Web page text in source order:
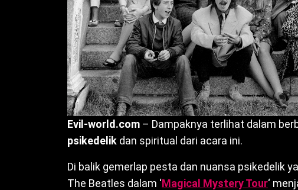
Evil-world.com – Dampaknya terlihat dalam
psikedelik dan spiritual dari acara ini.
Di balik gemerlap pesta dan nuansa psikedelik
The Beatles dalam ‘Magical Mystery Tour‘